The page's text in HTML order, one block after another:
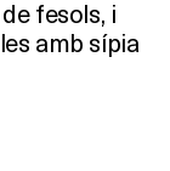
fesols, i
amb sípia